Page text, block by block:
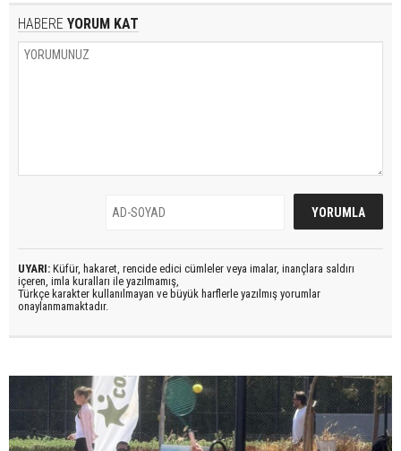
HABERE YORUM KAT
UYARI: Küfür, hakaret, rencide edici cümleler veya imalar, inançlara saldırı
içeren, imla kuralları ile yazılmamış,
Türkçe karakter kullanılmayan ve büyük harflerle yazılmış yorumlar
onaylanmamaktadır.